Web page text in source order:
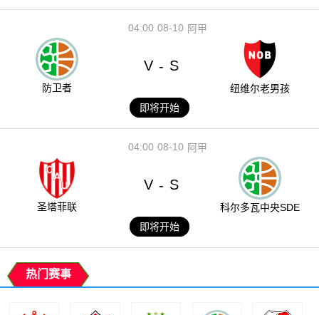
08-10
04:00 阿甲
防卫者
V - S
纽维尔老男孩
即将开始
08-10
04:00 阿甲
圣塔菲联
V - S
科尔多瓦中央SDE
即将开始
热门赛事